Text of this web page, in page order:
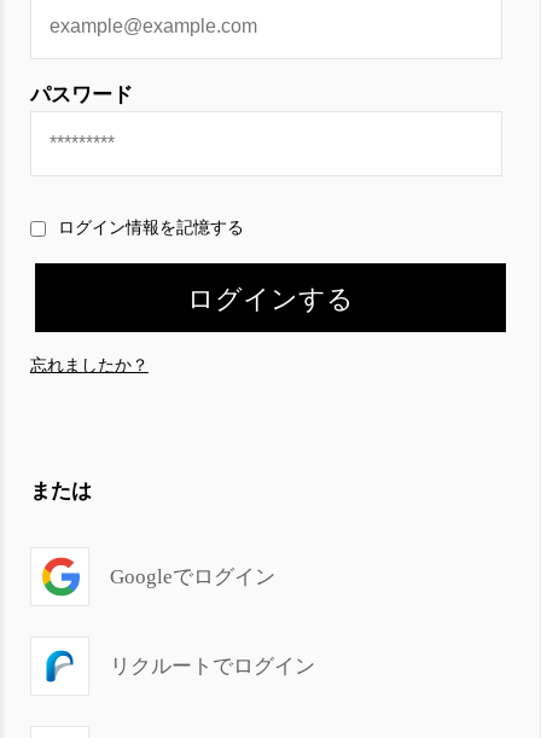
パスワード
ログイン情報を記憶する
忘れましたか？
または
Googleでログイン
リクルートでログイン